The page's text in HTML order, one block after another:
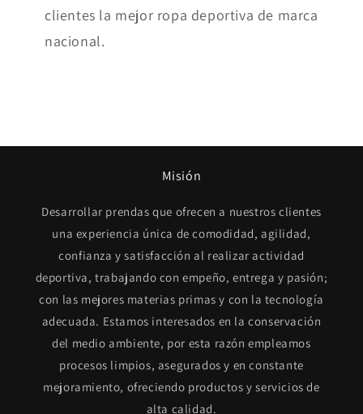
clientes la mejor ropa deportiva de marca
nacional.
Misión
Desarrollar prendas que ofrecen a nuestros clientes
una experiencia única de comodidad, agilidad,
confianza y satisfacción al realizar actividad
deportiva, trabajando con empeño, entrega y pasión;
con las mejores materias primas y con la tecnología
adecuada. Estamos interesados en la conservación
del medio ambiente, por esta razón empleamos
procesos limpios, asegurados y en constante
mejoramiento, ofreciendo productos y servicios de
alta calidad.